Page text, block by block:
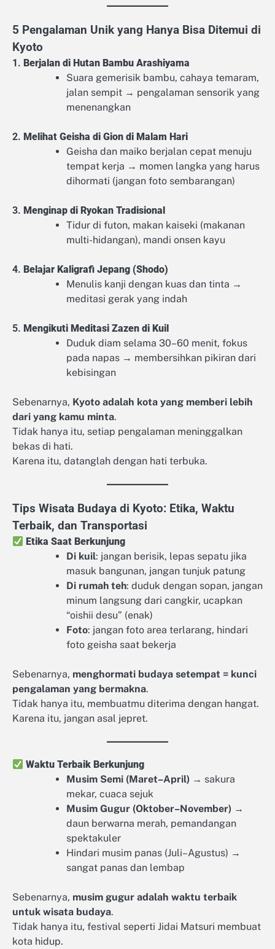
5 Pengalaman Unik yang Hanya Bisa Ditemui di
Kyoto
1. Berjalan di Hutan Bambu Arashiyama
Suara gemerisik bambu, cahaya temaram,
jalan sempit → pengalaman sensorik yang
menenangkan
2. Melihat Geisha di Gion di Malam Hari
Geisha dan maiko berjalan cepat menuju
tempat kerja → momen langka yang harus
dihormati (jangan foto sembarangan)
3. Menginap di Ryokan Tradisional
Tidur di futon, makan kaiseki (makanan
multi-hidangan), mandi onsen kayu
4. Belajar Kaligrafi Jepang (Shodo)
Menulis kanji dengan kuas dan tinta →
meditasi gerak yang indah
5. Mengikuti Meditasi Zazen di Kuil
Duduk diam selama 30–60 menit, fokus
pada napas → membersihkan pikiran dari
kebisingan
Sebenarnya, Kyoto adalah kota yang memberi lebih
dari yang kamu minta.
Tidak hanya itu, setiap pengalaman meninggalkan
bekas di hati.
Karena itu, datanglah dengan hati terbuka.
Tips Wisata Budaya di Kyoto: Etika, Waktu
Terbaik, dan Transportasi
Etika Saat Berkunjung
Di kuil: jangan berisik, lepas sepatu jika
masuk bangunan, jangan tunjuk patung
Di rumah teh: duduk dengan sopan, jangan
minum langsung dari cangkir, ucapkan
“oishii desu” (enak)
Foto: jangan foto area terlarang, hindari
foto geisha saat bekerja
Sebenarnya, menghormati budaya setempat = kunci
pengalaman yang bermakna.
Tidak hanya itu, membuatmu diterima dengan hangat.
Karena itu, jangan asal jepret.
Waktu Terbaik Berkunjung
Musim Semi (Maret–April) → sakura
mekar, cuaca sejuk
Musim Gugur (Oktober–November) →
daun berwarna merah, pemandangan
spektakuler
Hindari musim panas (Juli–Agustus) →
sangat panas dan lembap
Sebenarnya, musim gugur adalah waktu terbaik
untuk wisata budaya.
Tidak hanya itu, festival seperti Jidai Matsuri membuat
kota hidup.